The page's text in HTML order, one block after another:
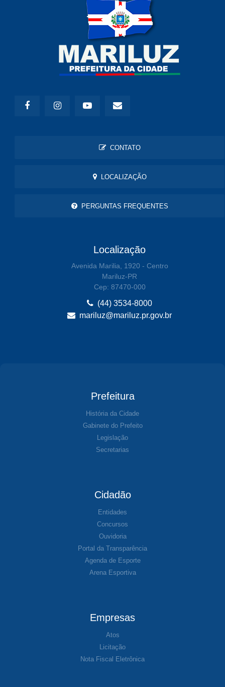
CONTATO
LOCALIZAÇÃO
PERGUNTAS FREQUENTES
Localização
Avenida Marilia, 1920 - Centro
Mariluz-PR
Cep: 87470-000
(44) 3534-8000
mariluz@mariluz.pr.gov.br
Prefeitura
História da Cidade
Gabinete do Prefeito
Legislação
Secretarias
Cidadão
Entidades
Concursos
Ouvidoria
Portal da Transparência
Agenda de Esporte
Arena Esportiva
Empresas
Atos
Licitação
Nota Fiscal Eletrônica